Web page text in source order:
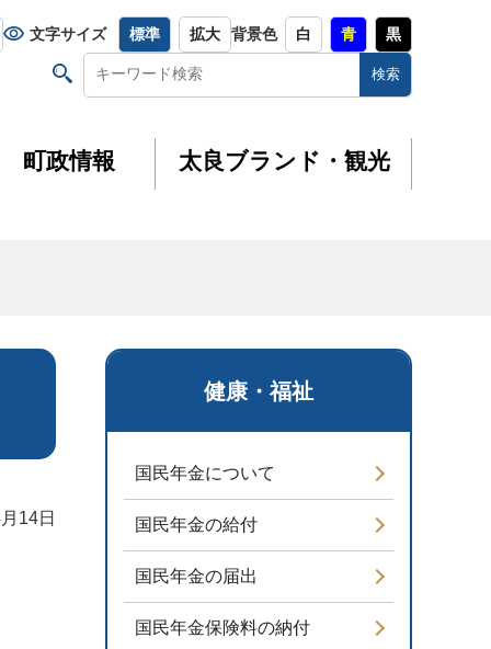
文字サイズ 標準 拡大 背景色 白 青 黒
町政情報 太良ブランド・観光
健康・福祉
国民年金について
国民年金の給付
国民年金の届出
国民年金保険料の納付
14日